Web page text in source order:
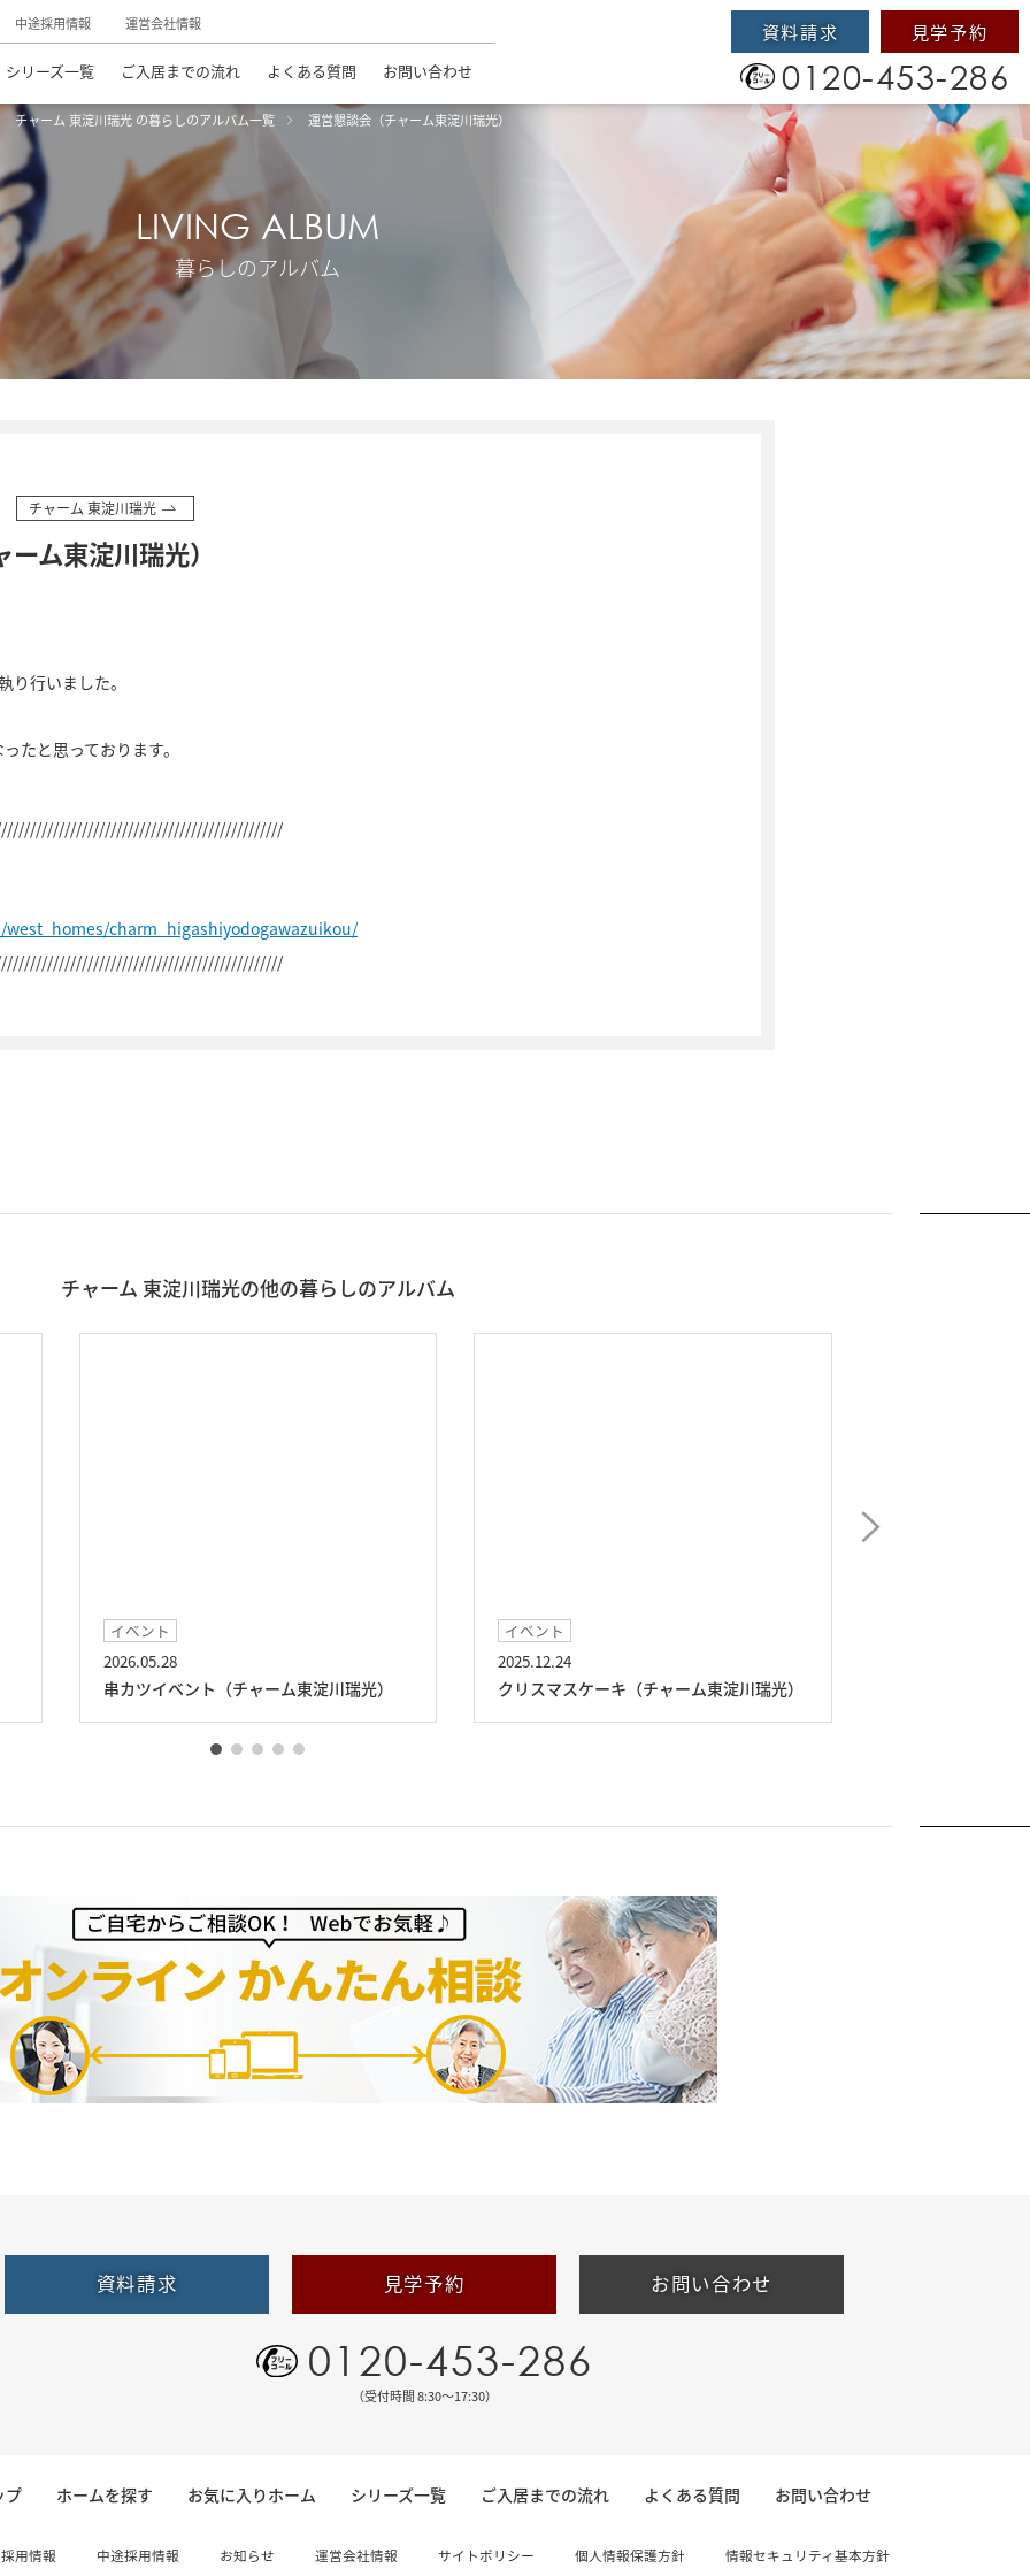
中途採用情報 運営会社情報
シリーズ一覧 ご入居までの流れ よくある質問 お問い合わせ
資料請求 見学予約
0120-453-286
チャーム 東淀川瑞光 の暮らしのアルバム一覧 運営懇談会（チャーム東淀川瑞光）
LIVING ALBUM
暮らしのアルバム
チャーム 東淀川瑞光
ム東淀川瑞光）
り行いました。
たと思っております。
charm_higashiyodogawazuikou/
チャーム 東淀川瑞光の他の暮らしのアルバム
イベント
2026.05.28
串カツイベント（チャーム東淀川瑞光）
イベント
2025.12.24
クリスマスケーキ（チャーム東淀川瑞光）
資料請求 見学予約 お問い合わせ
0120-453-286
（受付時間 8:30〜17:30）
プ ホームを探す お気に入りホーム シリーズ一覧 ご入居までの流れ よくある質問 お問い合わせ
用情報 中途採用情報 お知らせ 運営会社情報 サイトポリシー 個人情報保護方針 情報セキュリティ基本方針